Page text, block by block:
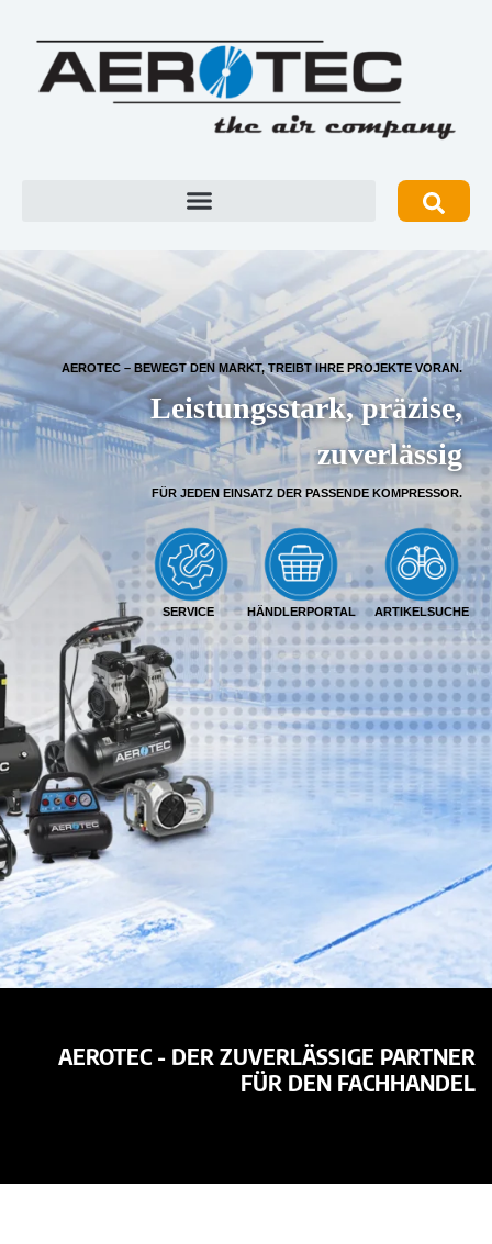
FÜR JEDEN EINSATZ DER PASSENDE KOMPRESSOR.
SERVICE
Leistungsstark, präzise,
zuverlässig
AEROTEC – BEWEGT DEN MARKT, TREIBT IHRE PROJEKTE VORAN.
HÄNDLERPORTAL ARTIKELSUCHE
AEROTEC - DER ZUVERLÄSSIGE PARTNER
FÜR DEN FACHHANDEL